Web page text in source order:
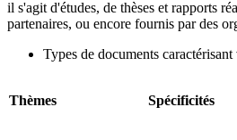
il s'agit d'études, de thèses et rapports
partenaires, ou encore fournis par des
Types de documents
Thèmes Spécificités